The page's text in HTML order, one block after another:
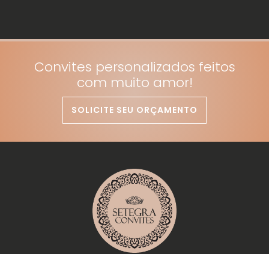
Convites personalizados feitos
com muito amor!
SOLICITE SEU ORÇAMENTO